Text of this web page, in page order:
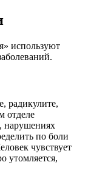
используют
радикулите,
отделе
нарушениях
по боли
чувствует
утомляется,